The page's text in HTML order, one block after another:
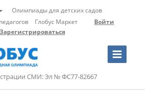
Олимпиады для детских садов
Глобус Маркет
Войти
Зарегистрироваться
Toggle
Navigation
СМИ: Эл № ФС77-82667